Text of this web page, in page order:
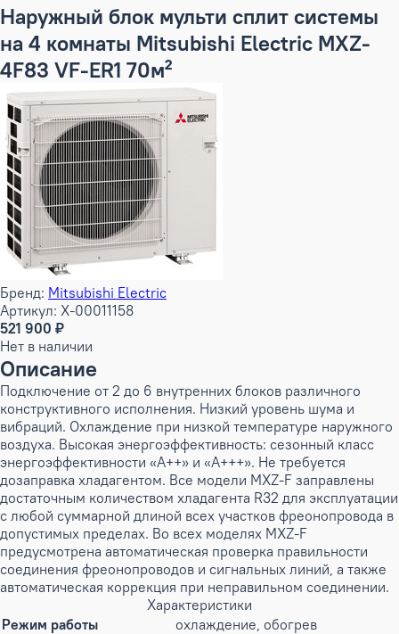
Наружный блок мульти сплит системы
на 4 комнаты Mitsubishi Electric MXZ-
4F83 VF-ER1 70м²
Бренд: Mitsubishi Electric
Артикул: X-00011158
521 900 ₽
Нет в наличии
Описание
Подключение от 2 до 6 внутренних блоков различного
конструктивного исполнения. Низкий уровень шума и
вибраций. Охлаждение при низкой температуре наружного
воздуха. Высокая энергоэффективность: сезонный класс
энергоэффективности «А++» и «А+++». Не требуется
дозаправка хладагентом. Все модели MXZ-F заправлены
достаточным количеством хладагента R32 для эксплуатации
с любой суммарной длиной всех участков фреонопровода в
допустимых пределах. Во всех моделях MXZ-F
предусмотрена aвтоматическая проверка правильности
соединения фреонопроводов и сигнальных линий, а также
автоматическая коррекция при неправильном соединении.
Характеристики
Режим работы
охлаждение, обогрев